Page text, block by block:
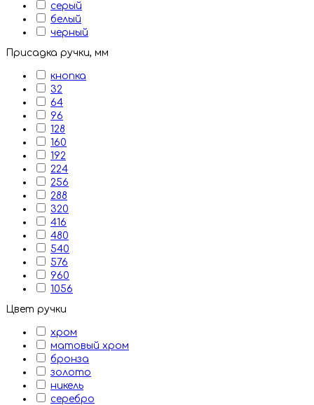
серый
белый
черный
Присадка ручки, мм
кнопка
32
64
96
128
160
192
224
256
288
320
416
480
540
576
960
1056
Цвет ручки
хром
матовый хром
бронза
золото
никель
серебро